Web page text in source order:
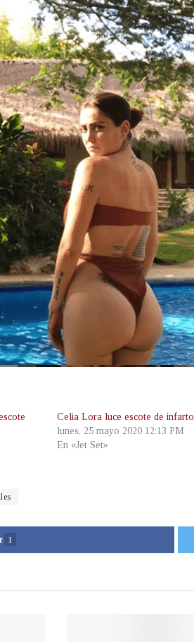
Celia Lora luce escote de infarto
lunes, 25 mayo 2020 12:13 PM
En «Jet Set»
1